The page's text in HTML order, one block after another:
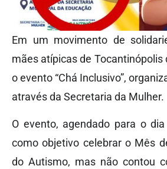
Em um movimento de
mães atípicas de
o evento “Chá Inclusivo”,
através da Secretaria da Mulher.
O evento, agendado para o
como objetivo celebrar o Mês
do Autismo, mas não contou